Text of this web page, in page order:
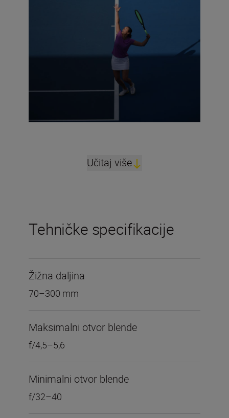
Učitaj više
Tehničke specifikacije
Žižna daljina
70–300 mm
Maksimalni otvor blende
f/4,5–5,6
Minimalni otvor blende
f/32–40